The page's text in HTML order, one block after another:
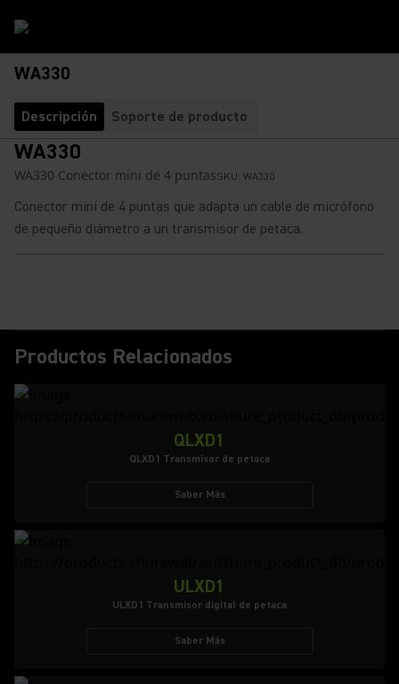
WA330
Descripción Soporte de producto
WA330
WA330 Conector mini de 4 puntasSKU: WA330
Conector mini de 4 puntas que adapta un cable de micrófono
de pequeño diámetro a un transmisor de petaca.
Productos Relacionados
QLXD1
QLXD1 Transmisor de petaca
Saber Más
ULXD1
ULXD1 Transmisor digital de petaca
Saber Más